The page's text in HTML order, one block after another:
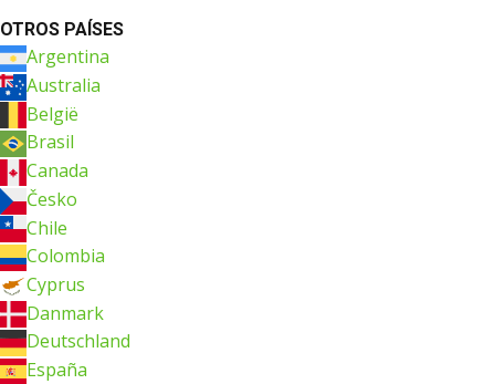
OTROS PAÍSES
Argentina
Australia
België
Brasil
Canada
Česko
Chile
Colombia
Cyprus
Danmark
Deutschland
España